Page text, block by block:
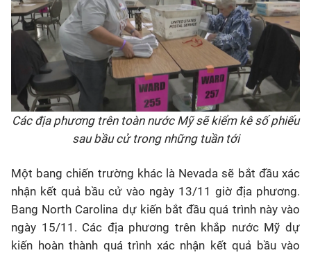
Các địa phương trên toàn nước Mỹ sẽ kiểm kê số phiếu
sau bầu cử trong những tuần tới
Một bang chiến trường khác là Nevada sẽ bắt đầu xác
nhận kết quả bầu cử vào ngày 13/11 giờ địa phương.
Bang North Carolina dự kiến bắt đầu quá trình này vào
ngày 15/11. Các địa phương trên khắp nước Mỹ dự
kiến hoàn thành quá trình xác nhận kết quả bầu vào